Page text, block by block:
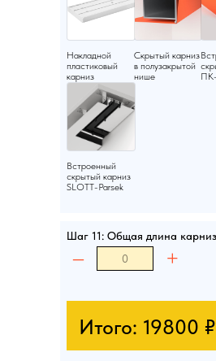
Накладной
пластиковый
карниз
Скрытый карниз
в полузакрытой
нише
Встроенный
скрытый карниз
SLOTT-Parsek
Итого: 19800
Шаг 11: Общая длина
– +